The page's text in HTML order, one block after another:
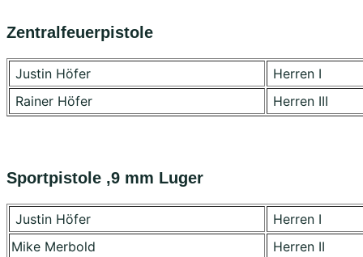
Zentralfeuerpistole
Justin Höfer
Herren I
Rainer Höfer
Herren III
Sportpistole ,9 mm Luger
Justin Höfer
Herren I
Mike Merbold
Herren II